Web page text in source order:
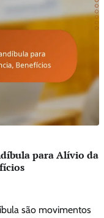
para Alívio da
são movimentos